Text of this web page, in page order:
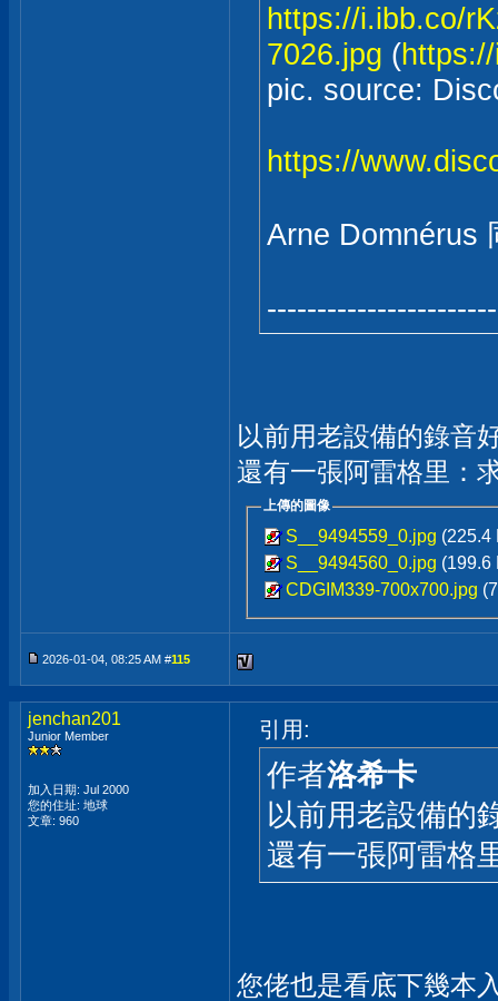
https://i.ibb.co/
7026.jpg (
pic. source:
https://
Arne Domnérus
以前用老設備的錄音
還有一張阿雷格里：
上傳的圖像
S__9494559_0.jpg (225.4
S__9494560_0.jpg (199.6
CDGIM339-700x700.jpg
2026-01-04, 08:25 AM #115
jenchan201
Junior Member
加入日期: Jul 2000
您的住址: 地球
文章: 960
引用:
作者洛希卡
以前用老設備的
還有一張阿雷格
您佬也是看底下幾本